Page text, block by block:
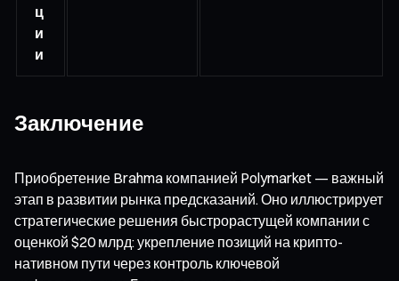
ц
и
и
Заключение
Приобретение Brahma компанией Polymarket — важный
этап в развитии рынка предсказаний. Оно иллюстрирует
стратегические решения быстрорастущей компании с
оценкой $20 млрд: укрепление позиций на крипто-
нативном пути через контроль ключевой